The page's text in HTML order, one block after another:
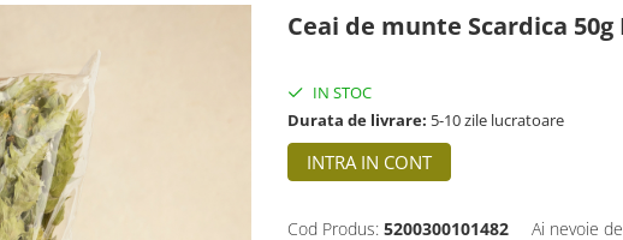
Ceai de munte Scardica 50g
IN STOC
Durata de livrare: 5-10 zile lucratoare
INTRA IN CONT
Cod Produs: 5200300101482 Ai nevoie